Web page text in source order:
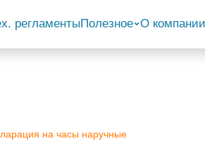
регламенты Полезное О компании
на часы наручные